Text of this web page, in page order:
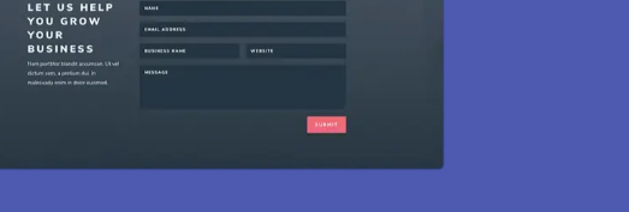
Des sites modernes, rapides et optimisés pour